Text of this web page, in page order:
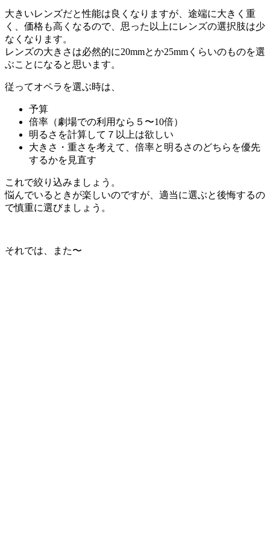
大きいレンズだと性能は良くなりますが、途端に大きく重
く、価格も高くなるので、思った以上にレンズの選択肢は少
なくなります。
レンズの大きさは必然的に20mmとか25mmくらいのものを選
ぶことになると思います。
従ってオペラを選ぶ時は、
予算
倍率（劇場での利用なら５〜10倍）
明るさを計算して７以上は欲しい
大きさ・重さを考えて、倍率と明るさのどちらを優先
するかを見直す
これで絞り込みましょう。
悩んでいるときが楽しいのですが、適当に選ぶと後悔するの
で慎重に選びましょう。
それでは、また〜